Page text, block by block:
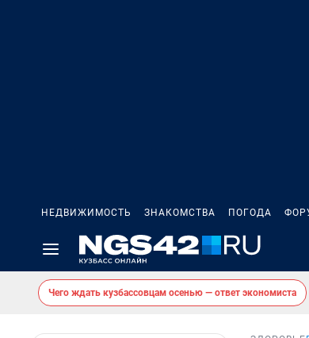
НЕДВИЖИМОСТЬ ЗНАКОМСТВА ПОГОДА
Чего ждать кузбассовцам осенью — ответ экономиста